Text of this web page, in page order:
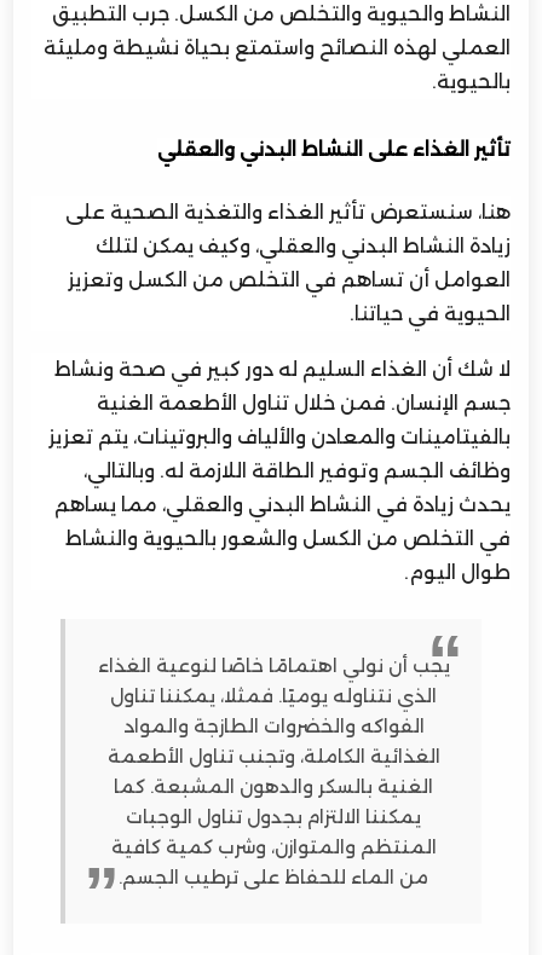
النشاط والحيوية والتخلص من الكسل. جرب التطبيق
العملي لهذه النصائح واستمتع بحياة نشيطة ومليئة
بالحيوية.
تأثير الغذاء على النشاط البدني والعقلي
هنا، سنستعرض تأثير الغذاء والتغذية الصحية على
زيادة النشاط البدني والعقلي، وكيف يمكن لتلك
العوامل أن تساهم في التخلص من الكسل وتعزيز
الحيوية في حياتنا.
لا شك أن الغذاء السليم له دور كبير في صحة ونشاط
جسم الإنسان. فمن خلال تناول الأطعمة الغنية
بالفيتامينات والمعادن والألياف والبروتينات، يتم تعزيز
وظائف الجسم وتوفير الطاقة اللازمة له. وبالتالي،
يحدث زيادة في النشاط البدني والعقلي، مما يساهم
في التخلص من الكسل والشعور بالحيوية والنشاط
طوال اليوم.
يجب أن نولي اهتمامًا خاصًا لنوعية الغذاء
الذي نتناوله يوميًا. فمثلا، يمكننا تناول
الفواكه والخضروات الطازجة والمواد
الغذائية الكاملة، وتجنب تناول الأطعمة
الغنية بالسكر والدهون المشبعة. كما
يمكننا الالتزام بجدول تناول الوجبات
المنتظم والمتوازن، وشرب كمية كافية
من الماء للحفاظ على ترطيب الجسم.